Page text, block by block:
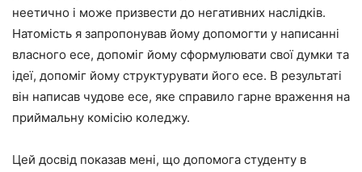
неетично і може призвести до негативних наслідків.
Натомість я запропонував йому допомогти у написанні
власного есе, допоміг йому сформулювати свої думки та
ідеї, допоміг йому структурувати його есе. В результаті
він написав чудове есе, яке справило гарне враження на
приймальну комісію коледжу.
Цей досвід показав мені, що допомога студенту в